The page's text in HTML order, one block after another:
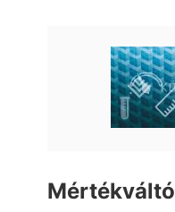
Mértékváltó